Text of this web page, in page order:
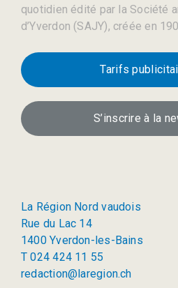
quotidien édité par la Société
d’Yverdon (SAJY), créée en
Tarifs
S’inscrire à la
La Région Nord vaudois
Rue du Lac 14
1400 Yverdon-les-Bains
T 024 424 11 55
redaction@laregion.ch